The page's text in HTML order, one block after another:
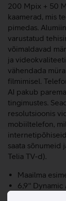
200 Mpix + 50
kaamerad, mis
pimedas.
varustatud
võimaldavad
ja
vähendada
filmimisel.
AI pakub
tingimustes.
resolutsioonis
mobiiltelefon,
saata sõnumeid
Telia TV-d).
Maailma
6,9'' Dynamic